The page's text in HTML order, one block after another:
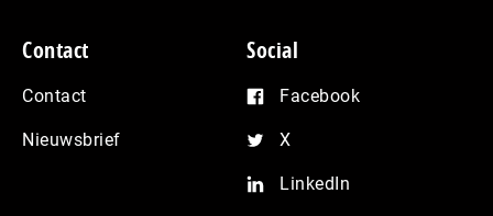
Contact
Contact
Nieuwsbrief
Social
Facebook
X
LinkedIn